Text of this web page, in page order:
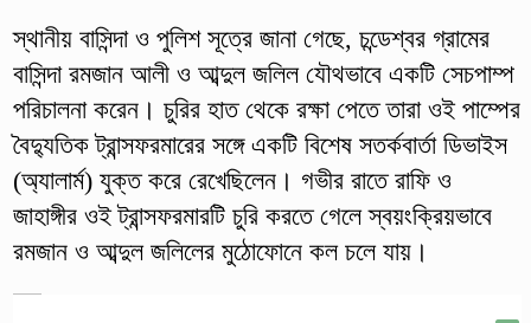
স্থানীয় বাসিন্দা ও পুলিশ সূত্রে জানা গেছে, চন্ডেশ্বর গ্রামের
বাসিন্দা রমজান আলী ও আব্দুল জলিল যৌথভাবে একটি সেচপাম্প
পরিচালনা করেন। চুরির হাত থেকে রক্ষা পেতে তারা ওই পাম্পের
বৈদ্যুতিক ট্রান্সফরমারের সঙ্গে একটি বিশেষ সতর্কবার্তা ডিভাইস
(অ্যালার্ম) যুক্ত করে রেখেছিলেন। গভীর রাতে রাফি ও
জাহাঙ্গীর ওই ট্রান্সফরমারটি চুরি করতে গেলে স্বয়ংক্রিয়ভাবে
রমজান ও আব্দুল জলিলের মুঠোফোনে কল চলে যায়।